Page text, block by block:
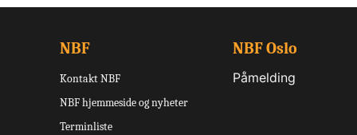
NBF
Kontakt NBF
NBF hjemmeside og nyheter
Terminliste
NBF Oslo
Påmelding